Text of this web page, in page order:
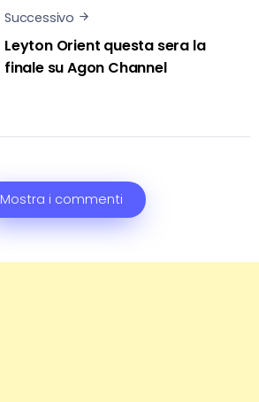
Successivo
Leyton Orient questa sera la
finale su Agon Channel
Mostra i commenti